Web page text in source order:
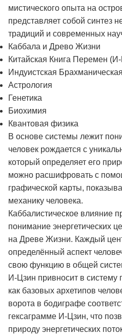
мистического опыта на
представляет собой синтез
традиций и современных
Каббала и Древо Жизни
Китайская Книга Перемен
Индуистская
Астрология
Генетика
Биохимия
Квантовая физика
В основе системы лежит
человек рождается с
который определяет его
можно расшифровать с
графической карты,
механику человека.
Каббалистическое влияние
понимание энергетических
на Древе Жизни. Каждый
определённый аспект
свою функцию в общей
И-Цзин привносит в систему
как базовых архетипов
ворота в бодиграфе
гексаграмме И-Цзин, что
природу энергетических